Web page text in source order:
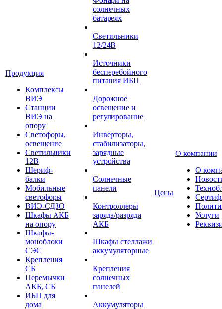
Продукция
Комплексы
ВИЭ
Станции
ВИЭ на
опору
Светофоры,
освещение
Светильники
12В
Шериф-
балки
Мобильные
светофоры
ВИЭ-СДЗО
Шкафы АКБ
на опору
Шкафы-
моноблоки
СЭС
Крепления
СБ
Перемычки
АКБ, СБ
ИБП для
дома
солнечных
батареях
Светильники
12/24В
Источники
бесперебойного
питания ИБП
Дорожное
освещение и
регулирование
Инверторы,
стабилизаторы,
зарядные
устройства
Солнечные
панели
Контроллеры
заряда/разряда
АКБ
Шкафы стеллажи
аккумуляторные
Крепления
солнечных
панелей
Аккумуляторы
Цены
О компании
О
Услуги